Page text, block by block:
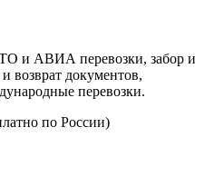
и АВИА перевозки, забор и
и возврат документов,
перевозки.
по России)